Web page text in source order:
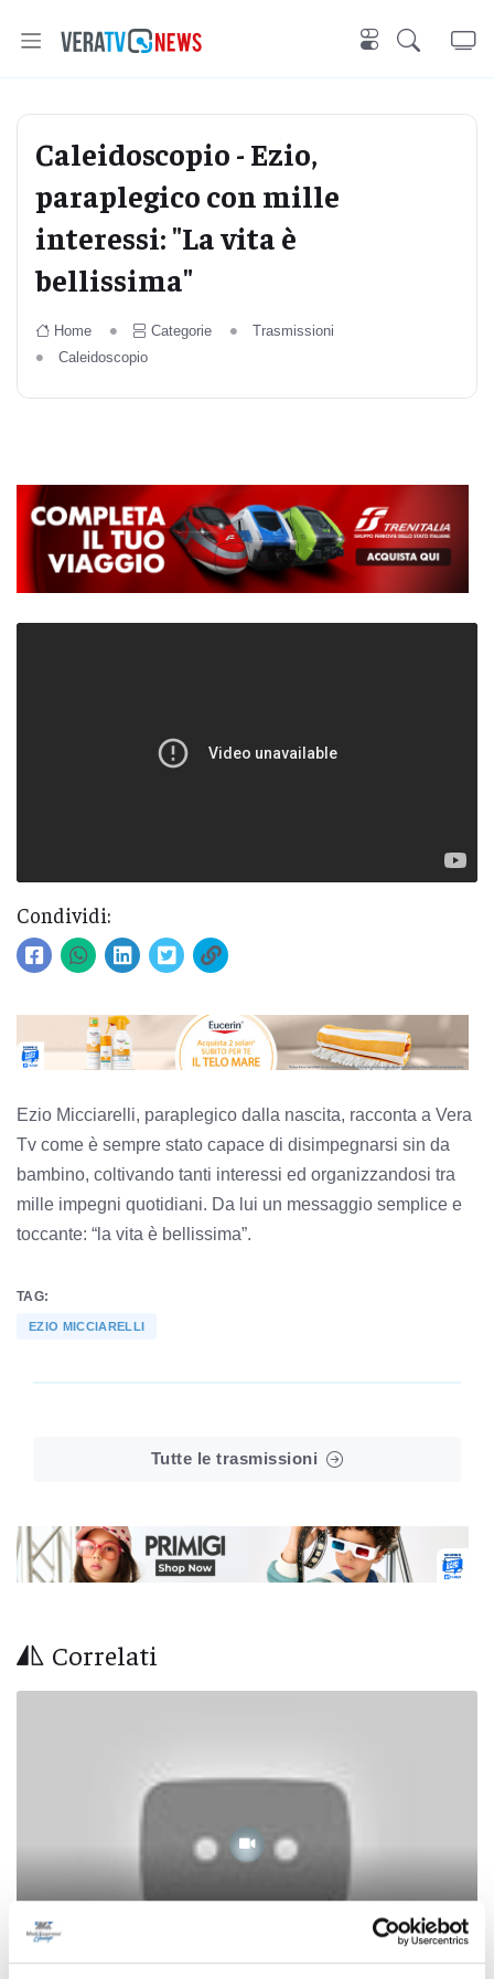
Caleidoscopio - Ezio,
paraplegico con mille
interessi: "La vita è
bellissima"
Home Categorie
Trasmissioni
Caleidoscopio
Condividi:
Ezio Micciarelli, paraplegico dalla nascita, racconta a Vera
Tv come è sempre stato capace di disimpegnarsi sin da
bambino, coltivando tanti interessi ed organizzandosi tra
mille impegni quotidiani. Da lui un messaggio semplice e
toccante: “la vita è bellissima”.
TAG:
EZIO MICCIARELLI
Tutte le trasmissioni
Correlati